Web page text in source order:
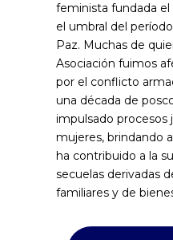
feminista fundada el
el umbral del
Paz. Muchas de
Asociación fuimos
por el conflicto
una década de
impulsado procesos
mujeres, brindando
ha contribuido a la
secuelas derivadas
familiares y de